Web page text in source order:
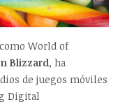
World of
Blizzard, ha
de juegos móviles
Digital